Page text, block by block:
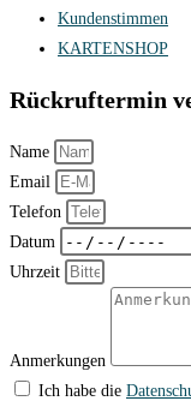
Kundenstimmen
KARTENSHOP
Rückruftermin
Name
Email
Telefon
Datum
Uhrzeit
Anmerkungen
Ich habe die